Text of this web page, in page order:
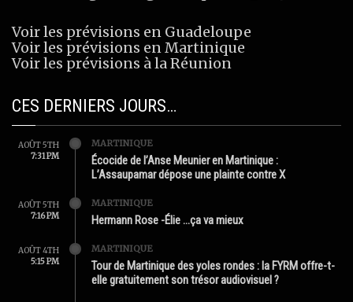
Voir les prévisions en Guadeloupe
Voir les prévisions en Martinique
Voir les prévisions à la Réunion
CES DERNIERS JOURS…
AOÛT 5TH
7:31 PM
MARTINIQUE
Écocide de l’Anse Meunier en Martinique :
L’Assaupamar dépose une plainte contre X
AOÛT 5TH
7:16 PM
MARTINIQUE
Hermann Rose -Élie …ça va mieux
AOÛT 4TH
5:15 PM
MARTINIQUE
Tour de Martinique des yoles rondes : la FYRM offre-t-
elle gratuitement son trésor audiovisuel ?